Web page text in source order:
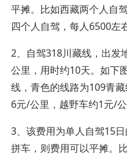
平摊。比如西藏两个人自
四个人自驾，每人6500左右
2、自驾318川藏线，出发
公里，用时约10天。如下
线，青色的线路为109青
6元/公里，越野车约1元/
3、该费用为单人自驾15
拼车，则费用可以平摊。